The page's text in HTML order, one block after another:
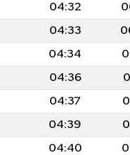
04:32
04:33
04:34
04:36
04:37
04:39
04:40